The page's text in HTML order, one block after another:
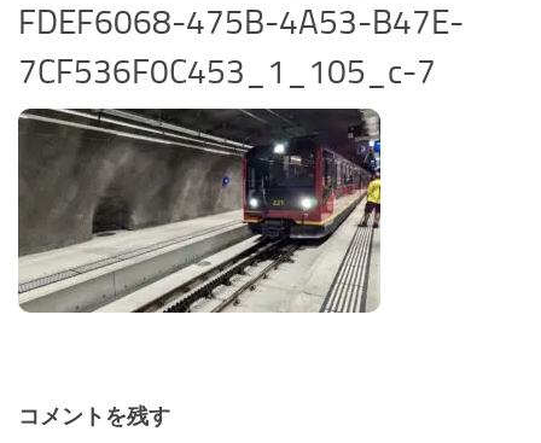
FDEF6068-475B-4A53-B47E-
7CF536F0C453_1_105_c-7
コメントを残す